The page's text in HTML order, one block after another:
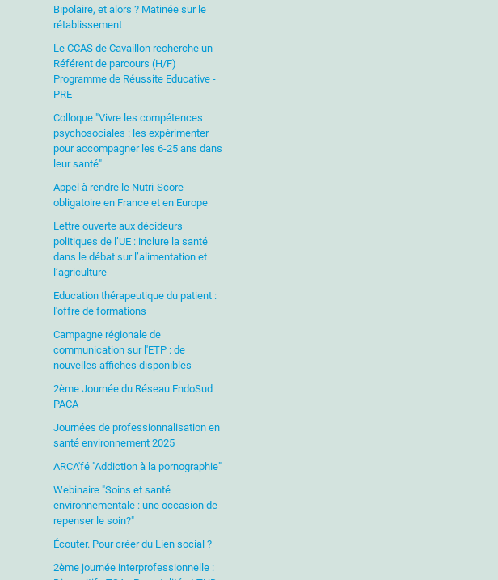
Bipolaire, et alors ? Matinée sur le
rétablissement
Le CCAS de Cavaillon recherche un
Référent de parcours (H/F)
Programme de Réussite Educative -
PRE
Colloque "Vivre les compétences
psychosociales : les expérimenter
pour accompagner les 6-25 ans dans
leur santé"
Appel à rendre le Nutri-Score
obligatoire en France et en Europe
Lettre ouverte aux décideurs
politiques de l’UE : inclure la santé
dans le débat sur l’alimentation et
l’agriculture
Education thérapeutique du patient :
l'offre de formations
Campagne régionale de
communication sur l'ETP : de
nouvelles affiches disponibles
2ème Journée du Réseau EndoSud
PACA
Journées de professionnalisation en
santé environnement 2025
ARCA'fé "Addiction à la pornographie"
Webinaire "Soins et santé
environnementale : une occasion de
repenser le soin?"
Écouter. Pour créer du Lien social ?
2ème journée interprofessionnelle :